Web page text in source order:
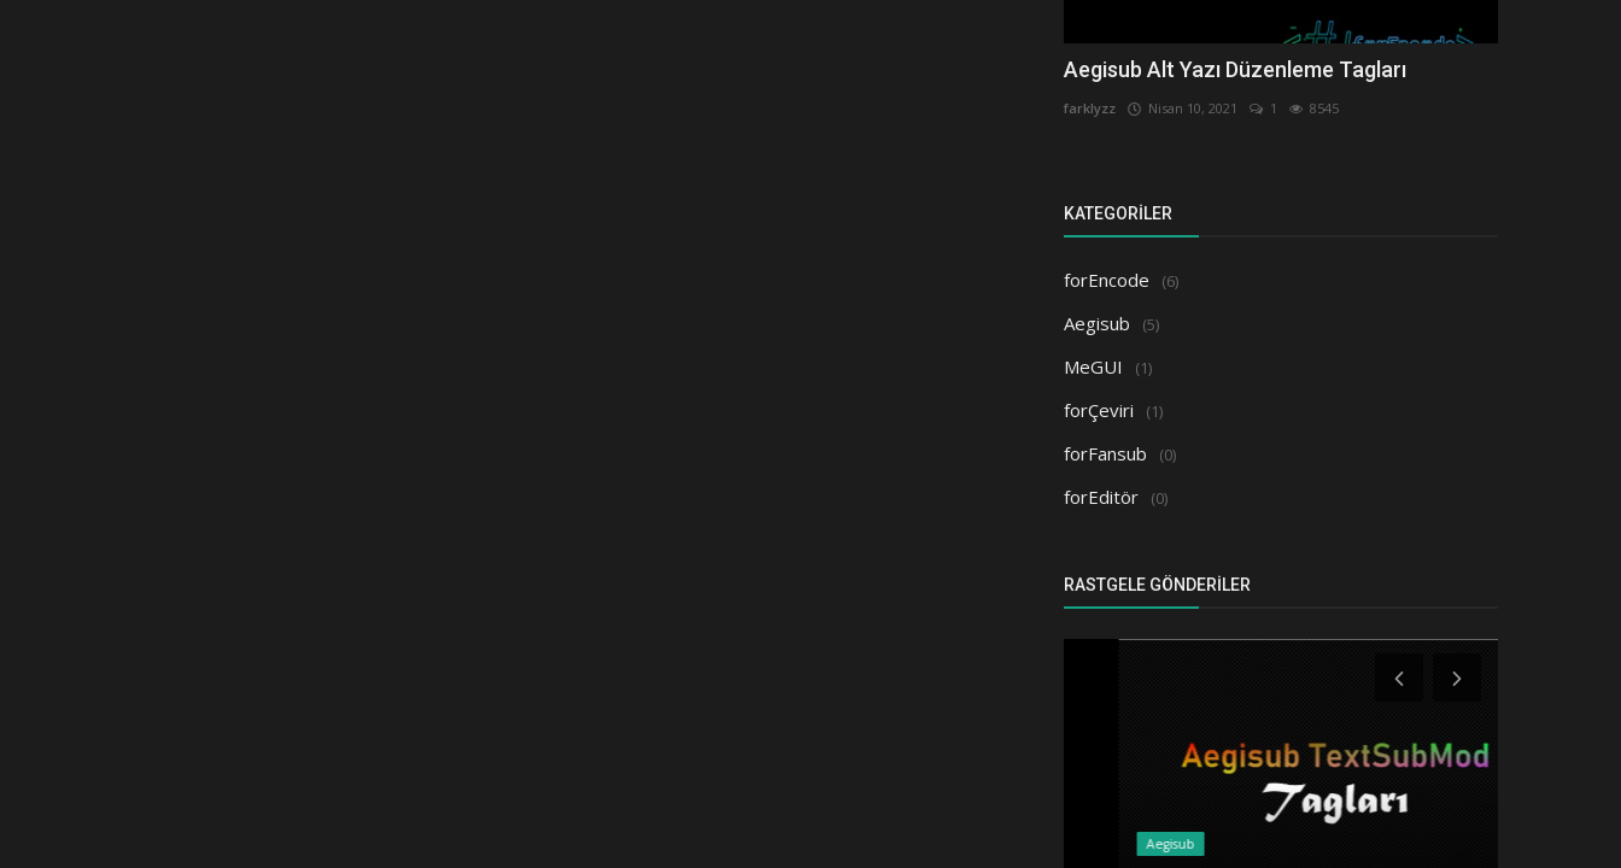
Aegisub Alt Yazı Düzenleme Tagları
farklyzz Nisan 10, 2021 1 8545
KATEGORILER
forEncode (6)
Aegisub (5)
MeGUI (1)
forÇeviri (1)
forFansub (0)
forEditör (0)
RASTGELE GÖNDERILER